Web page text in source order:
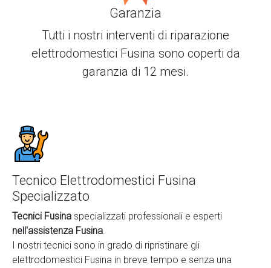
Garanzia
Tutti i nostri interventi di riparazione
elettrodomestici Fusina sono coperti da
garanzia di 12 mesi.
Tecnico Elettrodomestici Fusina
Specializzato
Tecnici Fusina specializzati professionali e esperti
nell'assistenza Fusina.
I nostri tecnici sono in grado di ripristinare gli
elettrodomestici Fusina in breve tempo e senza una